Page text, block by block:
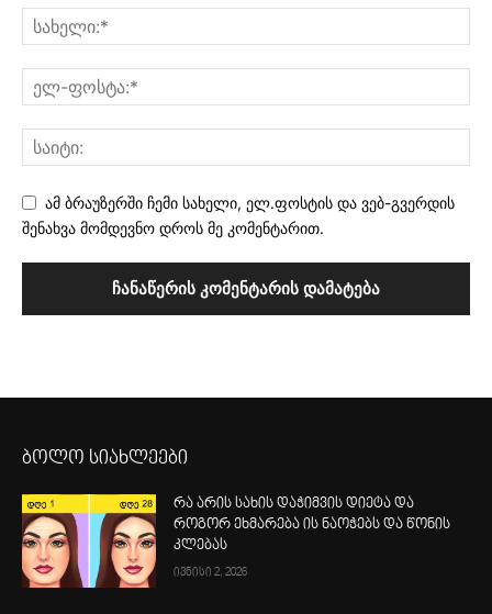
ამ ბრაუზერში ჩემი სახელი, ელ.ფოსტის და ვებ-გვერდის
შენახვა მომდევნო დროს მე კომენტარით.
ბოლო სიახლეები
რა არის სახის დაჭიმვის დიეტა და
როგორ ეხმარება ის ნაოჭებს და წონის
კლებას
ივნისი 2, 2026